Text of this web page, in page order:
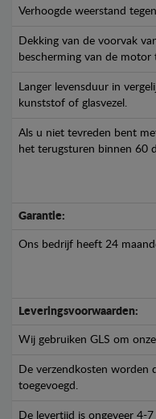
Verhoogde weerstand
Dekking van de voorvak
bescherming van de motor
Langer levensduur in
kunststof of glasvezel.
Als u niet tevreden bent
het terugsturen binnen 60
Garantie:
Ons bedrijf heeft 24
Leveringsvoorwaarden:
Wij gebruiken GLS om
De verzendkosten worden
toegevoegd.
De levertijd is ongeveer 4-